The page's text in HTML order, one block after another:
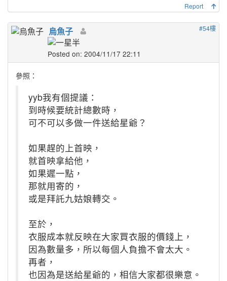
Report
#54樓
烏魚子
Posted on: 2004/11/17 22:11
參照：
yyb我有個提議：
到時候要統計總數時，
可不可以多做一件送給星爺？
如果趕的上首映，
就首映拿給他，
如果遲一點，
那就用寄的，
或是拜託九姑娘轉交。
至於，
衣服成本就反映在大家買衣服的價錢上，
因為數量多，所以每個人負擔不會太大。
再者，
也因為是送給星爺的，相信大家都很樂意。